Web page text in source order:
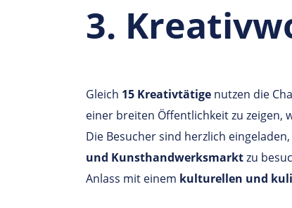
3.
Gleich 15 Kreativtätige nutzen die
einer breiten Öffentlichkeit zu zeigen,
Die Besucher sind herzlich
und Kunsthandwerksmarktzu
Anlass mit einem kulturellen und